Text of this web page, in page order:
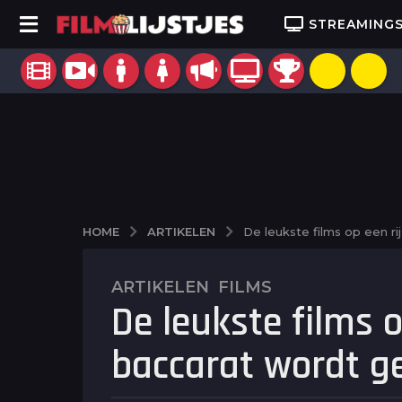
HOME ARTIKELEN De leukste films op een
5
j
a
a
r
ARTIKELEN ,FILMS
De leukste films
baccarat wordt